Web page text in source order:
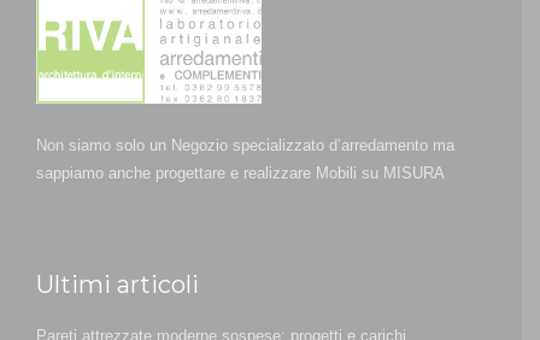
Non siamo solo un Negozio specializzato d’arredamento ma
sappiamo anche progettare e realizzare Mobili su MISURA
Ultimi articoli
Pareti attrezzate moderne sospese: progetti e carichi